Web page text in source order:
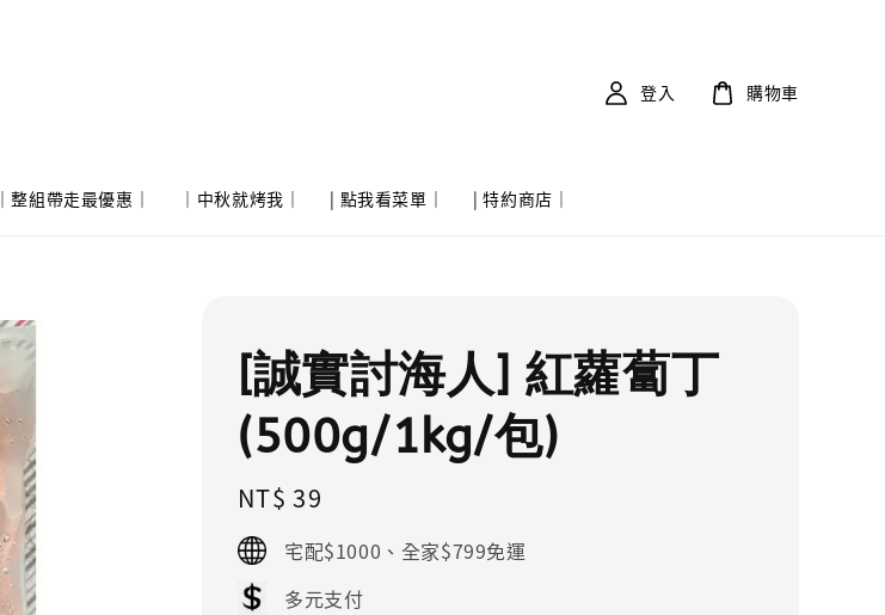
｜整組帶走最優惠｜ ｜中秋就烤我｜ | 點我看菜單｜ | 特約商店｜
登入 購物車
[誠實討海人] 紅蘿蔔丁
(500g/1kg/包)
Regular
price
NT$ 39
宅配$1000、全家$799免運
多元支付